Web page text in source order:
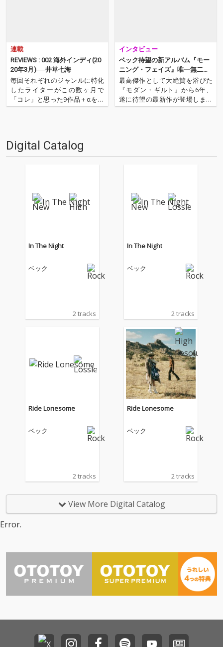
連載
REVIEWS : 002 海外インディ(20
20年3月)──井草七海
毎回それぞれのジャンルに特化
したライターがこの数ヶ月で
「コレ」と思った9作品＋αを紹
介するコーナー。今回はTURN
で各所で注目を集める気鋭の音
楽ライター、井草七海が登場。
インタビュー
ベック待望の新アルバム『モー
ニング・フェイズ』唯一無二の
ポップ・アイコン、カムバック!!
最高傑作として大絶賛を浴びた
『モダン・ギルト』から6年、
遂に待望の最新作が登場しまし
た! また、代表曲「ルーザー」の
ーイ・ワロンカーをはじめ、
Digital Catalog
In The Night
ベック
2 tracks
In The Night
ベック
2 tracks
Ride Lonesome
ベック
2 tracks
Ride Lonesome
ベック
2 tracks
View More Digital Catalog
Error.